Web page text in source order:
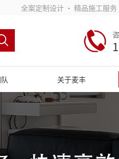
全案定制设计 • 精品施工服务
关于麦丰